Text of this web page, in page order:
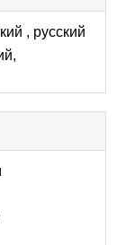
contents
, русский